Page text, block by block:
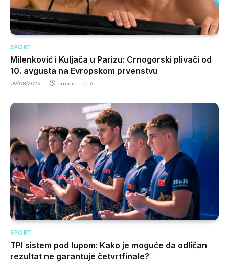
SPORT
Milenković i Kuljača u Parizu: Crnogorski plivači od
10. avgusta na Evropskom prvenstvu
09/08/2026 1 minut 6
SPORT
TPI sistem pod lupom: Kako je moguće da odličan
rezultat ne garantuje četvrtfinale?